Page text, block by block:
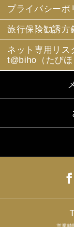
プライバシーポ
旅行保険勧誘方
ネット専用リス
t@biho（たびほ
営業時